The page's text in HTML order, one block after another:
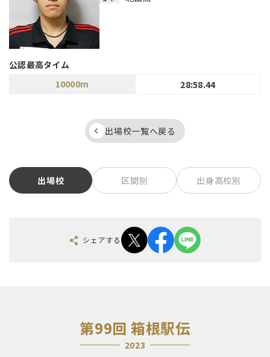
公認最高タイム
10000m
28:58.44
出場校一覧へ戻る
出場校 区間別 出身高校別
シェアする
第99回 箱根駅伝
2023